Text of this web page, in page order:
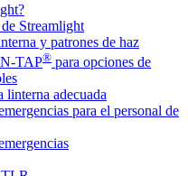
Streamlight
y patrones de haz
TAP® para opciones de
linterna adecuada
para el personal de